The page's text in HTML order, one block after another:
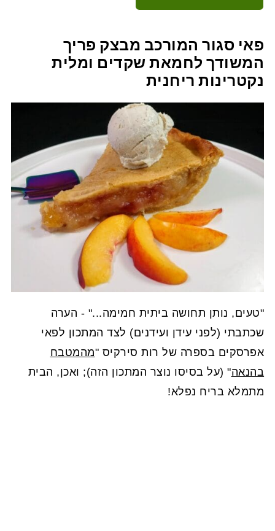
פאי סגור המורכב מבצק פריך
המשודך לחמאת שקדים ומלית
נקטרינות ריחנית
"טעים, נותן תחושה ביתית חמימה..." - הערה
שכתבתי (לפני עידן ועידנים) לצד המתכון לפאי
אפרסקים בספרה של רות סירקיס "מהמטבח
בהנאה" (על בסיסו נוצר המתכון הזה); ואכן, הבית
מתמלא בריח נפלא!